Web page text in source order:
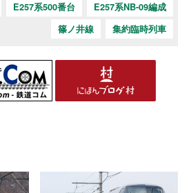
E257系500番台
E257系NB-09編成
篠ノ井線
集約臨時列車